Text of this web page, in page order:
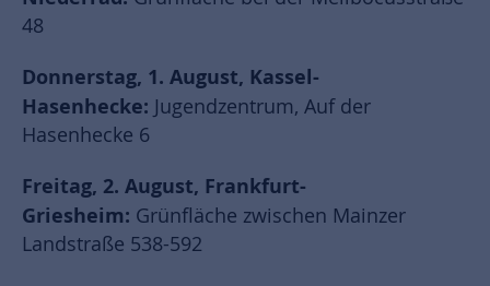
48
Donnerstag, 1. August, Kassel-
Hasenhecke: Jugendzentrum, Auf der
Hasenhecke 6
Freitag, 2. August, Frankfurt-
Griesheim: Grünfläche zwischen Mainzer
Landstraße 538-592